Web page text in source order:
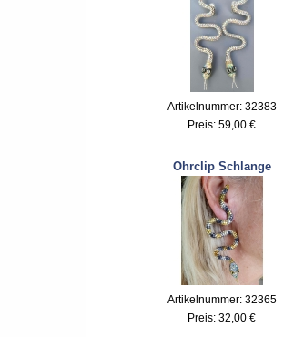
Artikelnummer: 32383
Preis: 59,00 €
Ohrclip Schlange
Artikelnummer: 32365
Preis: 32,00 €